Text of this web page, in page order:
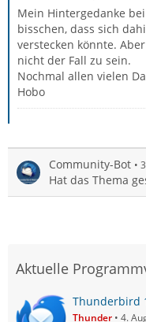
Mein Hintergedanke
bisschen, dass sich
verstecken könnte.
nicht der Fall zu sein.
Nochmal allen vielen
Hobo
Community-Bot
Hat das Thema
Aktuelle
Thunderbird
Thunder 4.